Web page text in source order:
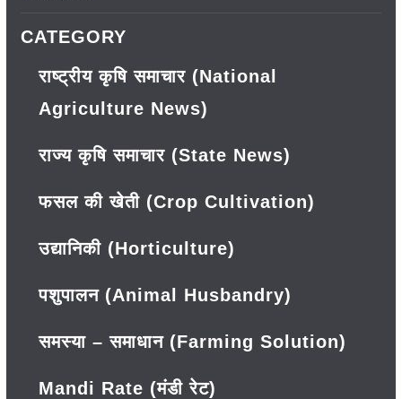
CATEGORY
राष्ट्रीय कृषि समाचार (National
Agriculture News)
राज्य कृषि समाचार (State News)
फसल की खेती (Crop Cultivation)
उद्यानिकी (Horticulture)
पशुपालन (Animal Husbandry)
समस्या – समाधान (Farming Solution)
Mandi Rate (मंडी रेट)